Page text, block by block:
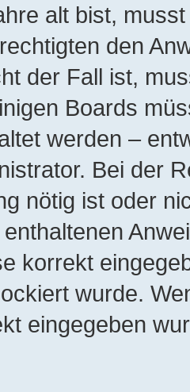
alt bist,
den
der Fall ist,
Boards
werden –
Bei der
nötig ist oder
korrekt
wurde.
eingegeben